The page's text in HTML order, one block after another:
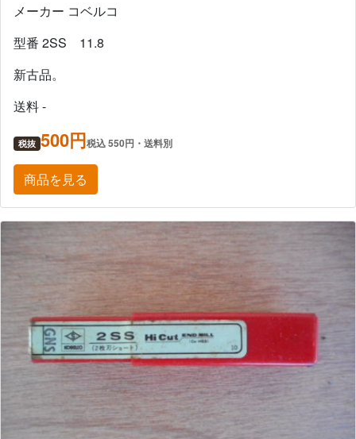
メーカー コベルコ
型番 2SS 11.8
新古品。
送料 -
税抜 500円税込 550円・送料別
商品を見る